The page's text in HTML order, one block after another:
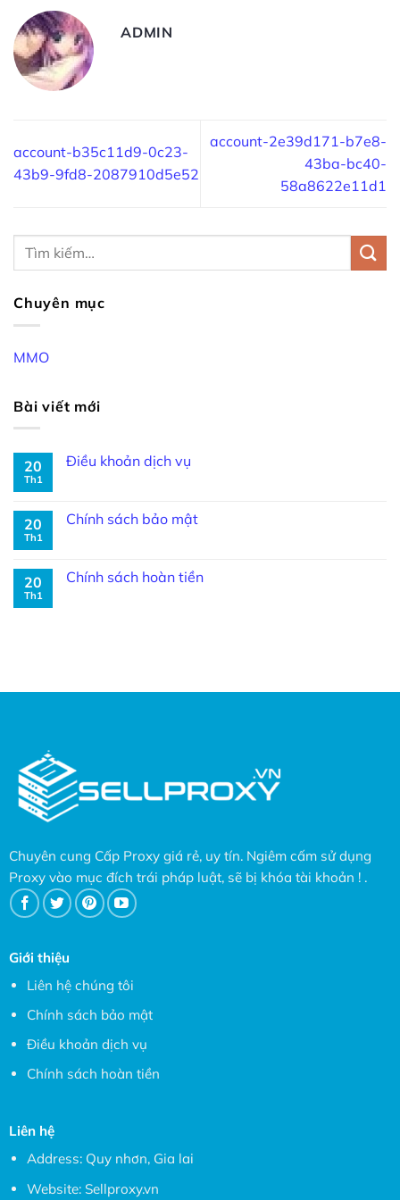
ADMIN
account-b35c11d9-0c23-
43b9-9fd8-2087910d5e52
account-2e39d171-b7e8-
43ba-bc40-
58a8622e11d1
Chuyên mục
MMO
Bài viết mới
20
Th1
Điều khoản dịch vụ
20
Th1
Chính sách bảo mật
20
Th1
Chính sách hoàn tiền
Chuyên cung Cấp Proxy giá rẻ, uy tín. Ngiêm cấm sử dụng
Proxy vào mục đích trái pháp luật, sẽ bị khóa tài khoản ! .
Giới thiệu
Liên hệ chúng tôi
Chính sách bảo mật
Điều khoản dịch vụ
Chính sách hoàn tiền
Liên hệ
Address: Quy nhơn, Gia lai
Website: Sellproxy.vn